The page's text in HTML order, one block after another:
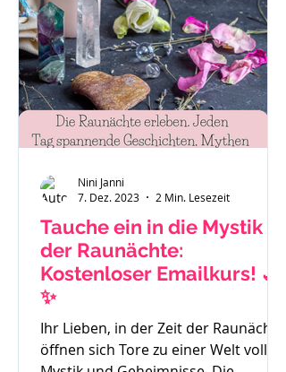
Zeit mehr für mich." Mache dir bitte
immer bewusst - du bist ein
wichtiger Teil der Familie und das
Stimm
Tauche ein in die Mystik
der Raunächte:
Kostenloser Emailkurs! 🌙
✨
Ihr Lieben, in der Zeit der Raunächte
öffnen sich Tore zu einer Welt voller
Nini Janni
7. Dez. 2023
2 Min. Lesezeit